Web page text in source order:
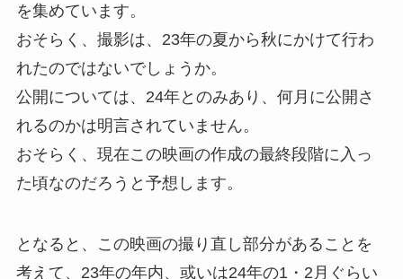
を集めています。
おそらく、撮影は、23年の夏から秋にかけて行わ
れたのではないでしょうか。
公開については、24年とのみあり、何月に公開さ
れるのかは明言されていません。
おそらく、現在この映画の作成の最終段階に入っ
た頃なのだろうと予想します。
となると、この映画の撮り直し部分があることを
考えて、23年の年内、或いは24年の1・2月ぐらい